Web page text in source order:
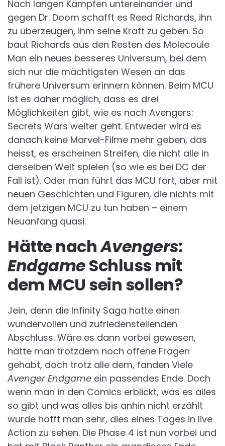
Nach langen Kämpfen untereinander und
gegen Dr. Doom schafft es Reed Richards, ihn
zu überzeugen, ihm seine Kraft zu geben. So
baut Richards aus den Resten des Molecoule
Man ein neues besseres Universum, bei dem
sich nur die mächtigsten Wesen an das
frühere Universum erinnern können. Beim MCU
ist es daher möglich, dass es drei
Möglichkeiten gibt, wie es nach Avengers:
Secrets Wars weiter geht. Entweder wird es
danach keine Marvel-Filme mehr geben, das
heisst, es erscheinen Streifen, die nicht alle in
derselben Welt spielen (so wie es bei DC der
Fall ist). Oder man führt das MCU fort, aber mit
neuen Geschichten und Figuren, die nichts mit
dem jetzigen MCU zu tun haben – einem
Neuanfang quasi.
Hätte nachAvengers:
EndgameSchluss mit
dem MCU sein sollen?
Jein, denn die Infinity Saga hatte einen
wundervollen und zufriedenstellenden
Abschluss. Wäre es dann vorbei gewesen,
hätte man trotzdem noch offene Fragen
gehabt, doch trotz alle dem, fanden Viele
Avenger Endgame ein passendes Ende. Doch
wenn man in den Comics erblickt, was es alles
so gibt und was alles bis anhin nicht erzählt
wurde hofft man sehr, dies eines Tages in live
Action zu sehen. Die Phase 4 ist nun vorbei und